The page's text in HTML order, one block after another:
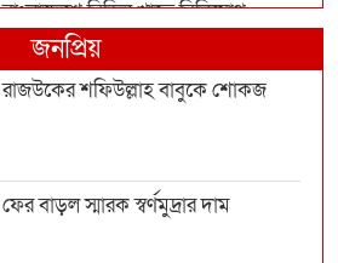
বাংলাদেশে বিভিন্ন খাতে বিনিয়োগ
বাড়াতে চায় সৌদি আরব
জনপ্রিয়
রাজউকের শফিউল্লাহ বাবুকে শোকজ
ফের বাড়ল স্মারক স্বর্ণমুদ্রার দাম